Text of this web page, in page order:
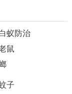
蚁防治
鼠
子